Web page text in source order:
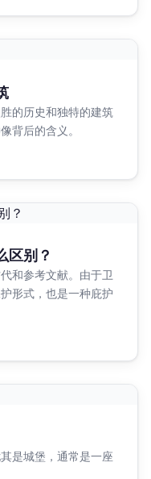
的历史和独特的建筑
背后的含义。
区别？
和参考文献。由于卫
形式，也是一种庇护
是城堡，通常是一座